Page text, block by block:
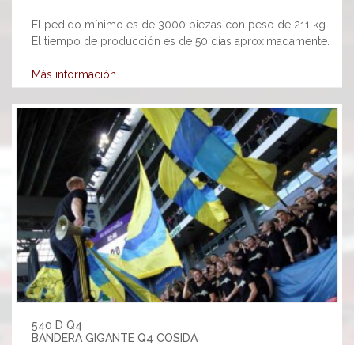
El pedido mínimo es de 3000 piezas con peso de 211 kg.
El tiempo de producción es de 50 días aproximadamente.
Más información
540 D Q4
BANDERA GIGANTE Q4 COSIDA